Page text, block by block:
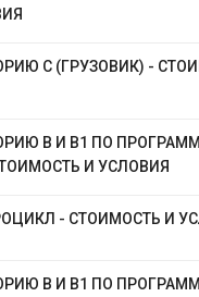
C (ГРУЗОВИК) -
B И B1 ПО
И УСЛОВИЯ
- СТОИМОСТЬ И
B И B1 ПО